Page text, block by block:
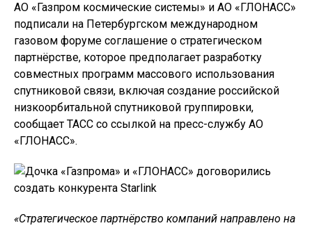
АО «Газпром космические системы» и АО «ГЛОНАСС»
подписали на Петербургском международном
газовом форуме соглашение о стратегическом
партнёрстве, которое предполагает разработку
совместных программ массового использования
спутниковой связи, включая создание российской
низкоорбитальной спутниковой группировки,
сообщает ТАСС со ссылкой на пресс-службу АО
«ГЛОНАСС».
«Стратегическое партнёрство компаний направлено на